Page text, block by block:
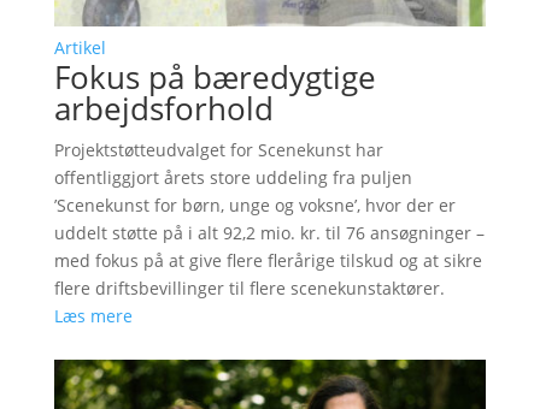
Artikel
Fokus på bæredygtige
arbejdsforhold
Projektstøtteudvalget for Scenekunst har
offentliggjort årets store uddeling fra puljen
’Scenekunst for børn, unge og voksne’, hvor der er
uddelt støtte på i alt 92,2 mio. kr. til 76 ansøgninger –
med fokus på at give flere flerårige tilskud og at sikre
flere driftsbevillinger til flere scenekunstaktører.
Læs mere